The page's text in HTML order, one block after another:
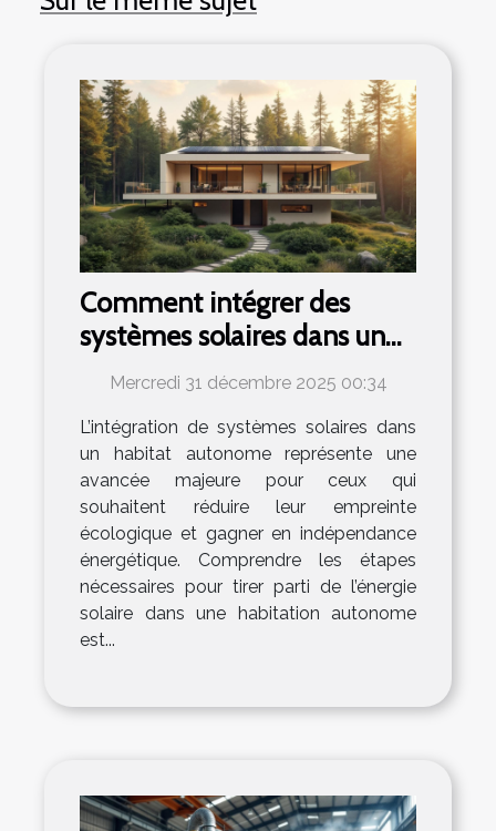
Comment intégrer des
systèmes solaires dans un
habitat autonome ?
Mercredi 31 décembre 2025 00:34
L’intégration de systèmes solaires dans
un habitat autonome représente une
avancée majeure pour ceux qui
souhaitent réduire leur empreinte
écologique et gagner en indépendance
énergétique. Comprendre les étapes
nécessaires pour tirer parti de l’énergie
solaire dans une habitation autonome
est...